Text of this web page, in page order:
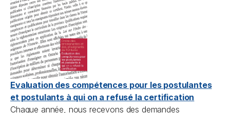
Evaluation des compétences pour les postulantes
et postulants à qui on a refusé la certification
Chaque année, nous recevons des demandes